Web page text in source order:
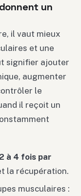
un
il vaut mieux
et une
signifier ajouter
augmenter
le
il reçoit un
2 à 4 fois par
la récupération.
musculaires :